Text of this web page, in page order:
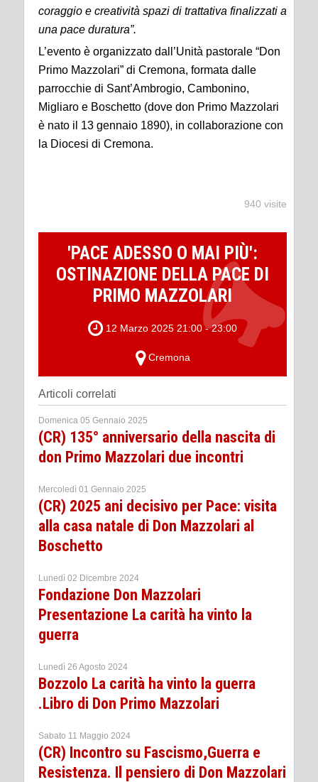
coraggio e creatività spazi di trattativa finalizzati a
una pace duratura”.
L’evento è organizzato dall’Unità pastorale “Don
Primo Mazzolari” di Cremona, formata dalle
parrocchie di Sant’Ambrogio, Cambonino,
Migliaro e Boschetto (dove don Primo Mazzolari
è nato il 13 gennaio 1890), in collaborazione con
la Diocesi di Cremona.
940 visite
'PACE ADESSO O MAI PIÙ':
OSTINAZIONE DELLA PACE DI
PRIMO MAZZOLARI
12 Marzo 2025 21:00 - 23:00
Cremona
Articoli correlati
Domenica 05 Gennaio 2025
(CR) 135° anniversario della nascita di
don Primo Mazzolari due incontri
Mercoledì 01 Gennaio 2025
(CR) 2025 ani decisivo per Pace: visita
alla casa natale di Don Mazzolari al
Boschetto
Lunedì 02 Dicembre 2024
Fondazione Don Mazzolari
Presentazione La carità ha vinto la
guerra
Lunedì 26 Agosto 2024
Bozzolo La carità ha vinto la guerra
.Libro di Don Primo Mazzolari
Sabato 11 Maggio 2024
(CR) Incontro su Fascismo,Guerra e
Resistenza. Il pensiero di Don Mazzolari